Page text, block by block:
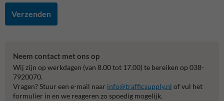
Verzenden
Neem contact met ons op
Wij zijn op werkdagen (van 8.00 tot 17.00) te bereiken op 038-
7920070.
Vragen? Stuur een e-mail naar info@trafficsupply.nl of vul het
formulier in en we reageren zo spoedig mogelijk.